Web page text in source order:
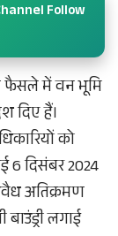
Follow
फैसले में वन भूमि
दिए हैं।
को
6 दिसंबर 2024
अतिक्रमण
लगाई